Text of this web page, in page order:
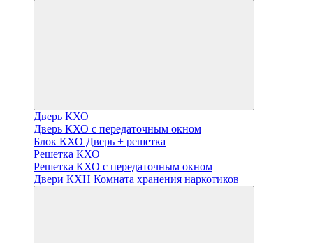
Дверь КХО
Дверь КХО с передаточным окном
Блок КХО Дверь + решетка
Решетка КХО
Решетка КХО с передаточным окном
Двери КХН Комната хранения наркотиков